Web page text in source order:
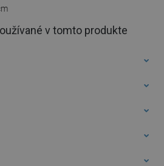
v tomto produkte